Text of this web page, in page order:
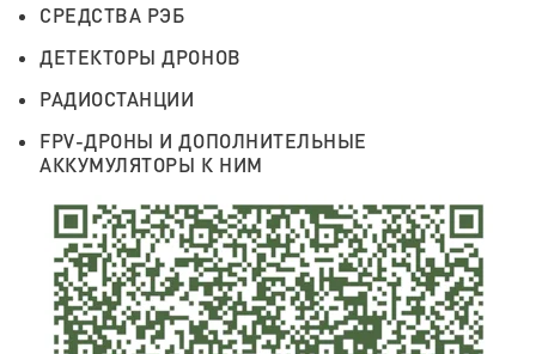
СРЕДСТВА РЭБ
ДЕТЕКТОРЫ ДРОНОВ
РАДИОСТАНЦИИ
FPV-ДРОНЫ И ДОПОЛНИТЕЛЬНЫЕ
АККУМУЛЯТОРЫ К НИМ